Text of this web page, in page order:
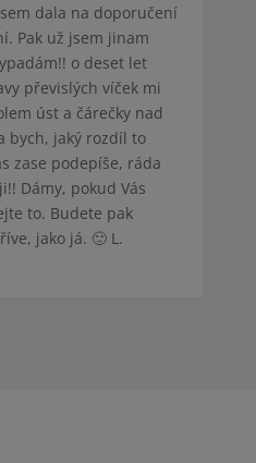
dala na doporučení
Pak už jsem jinam
o deset let
převislých víček mi
úst a čárečky nad
bych, jaký rozdíl to
zase podepíše, ráda
Dámy, pokud Vás
to. Budete pak
jako já. 🙂 L.